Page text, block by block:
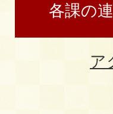
各課の
ア